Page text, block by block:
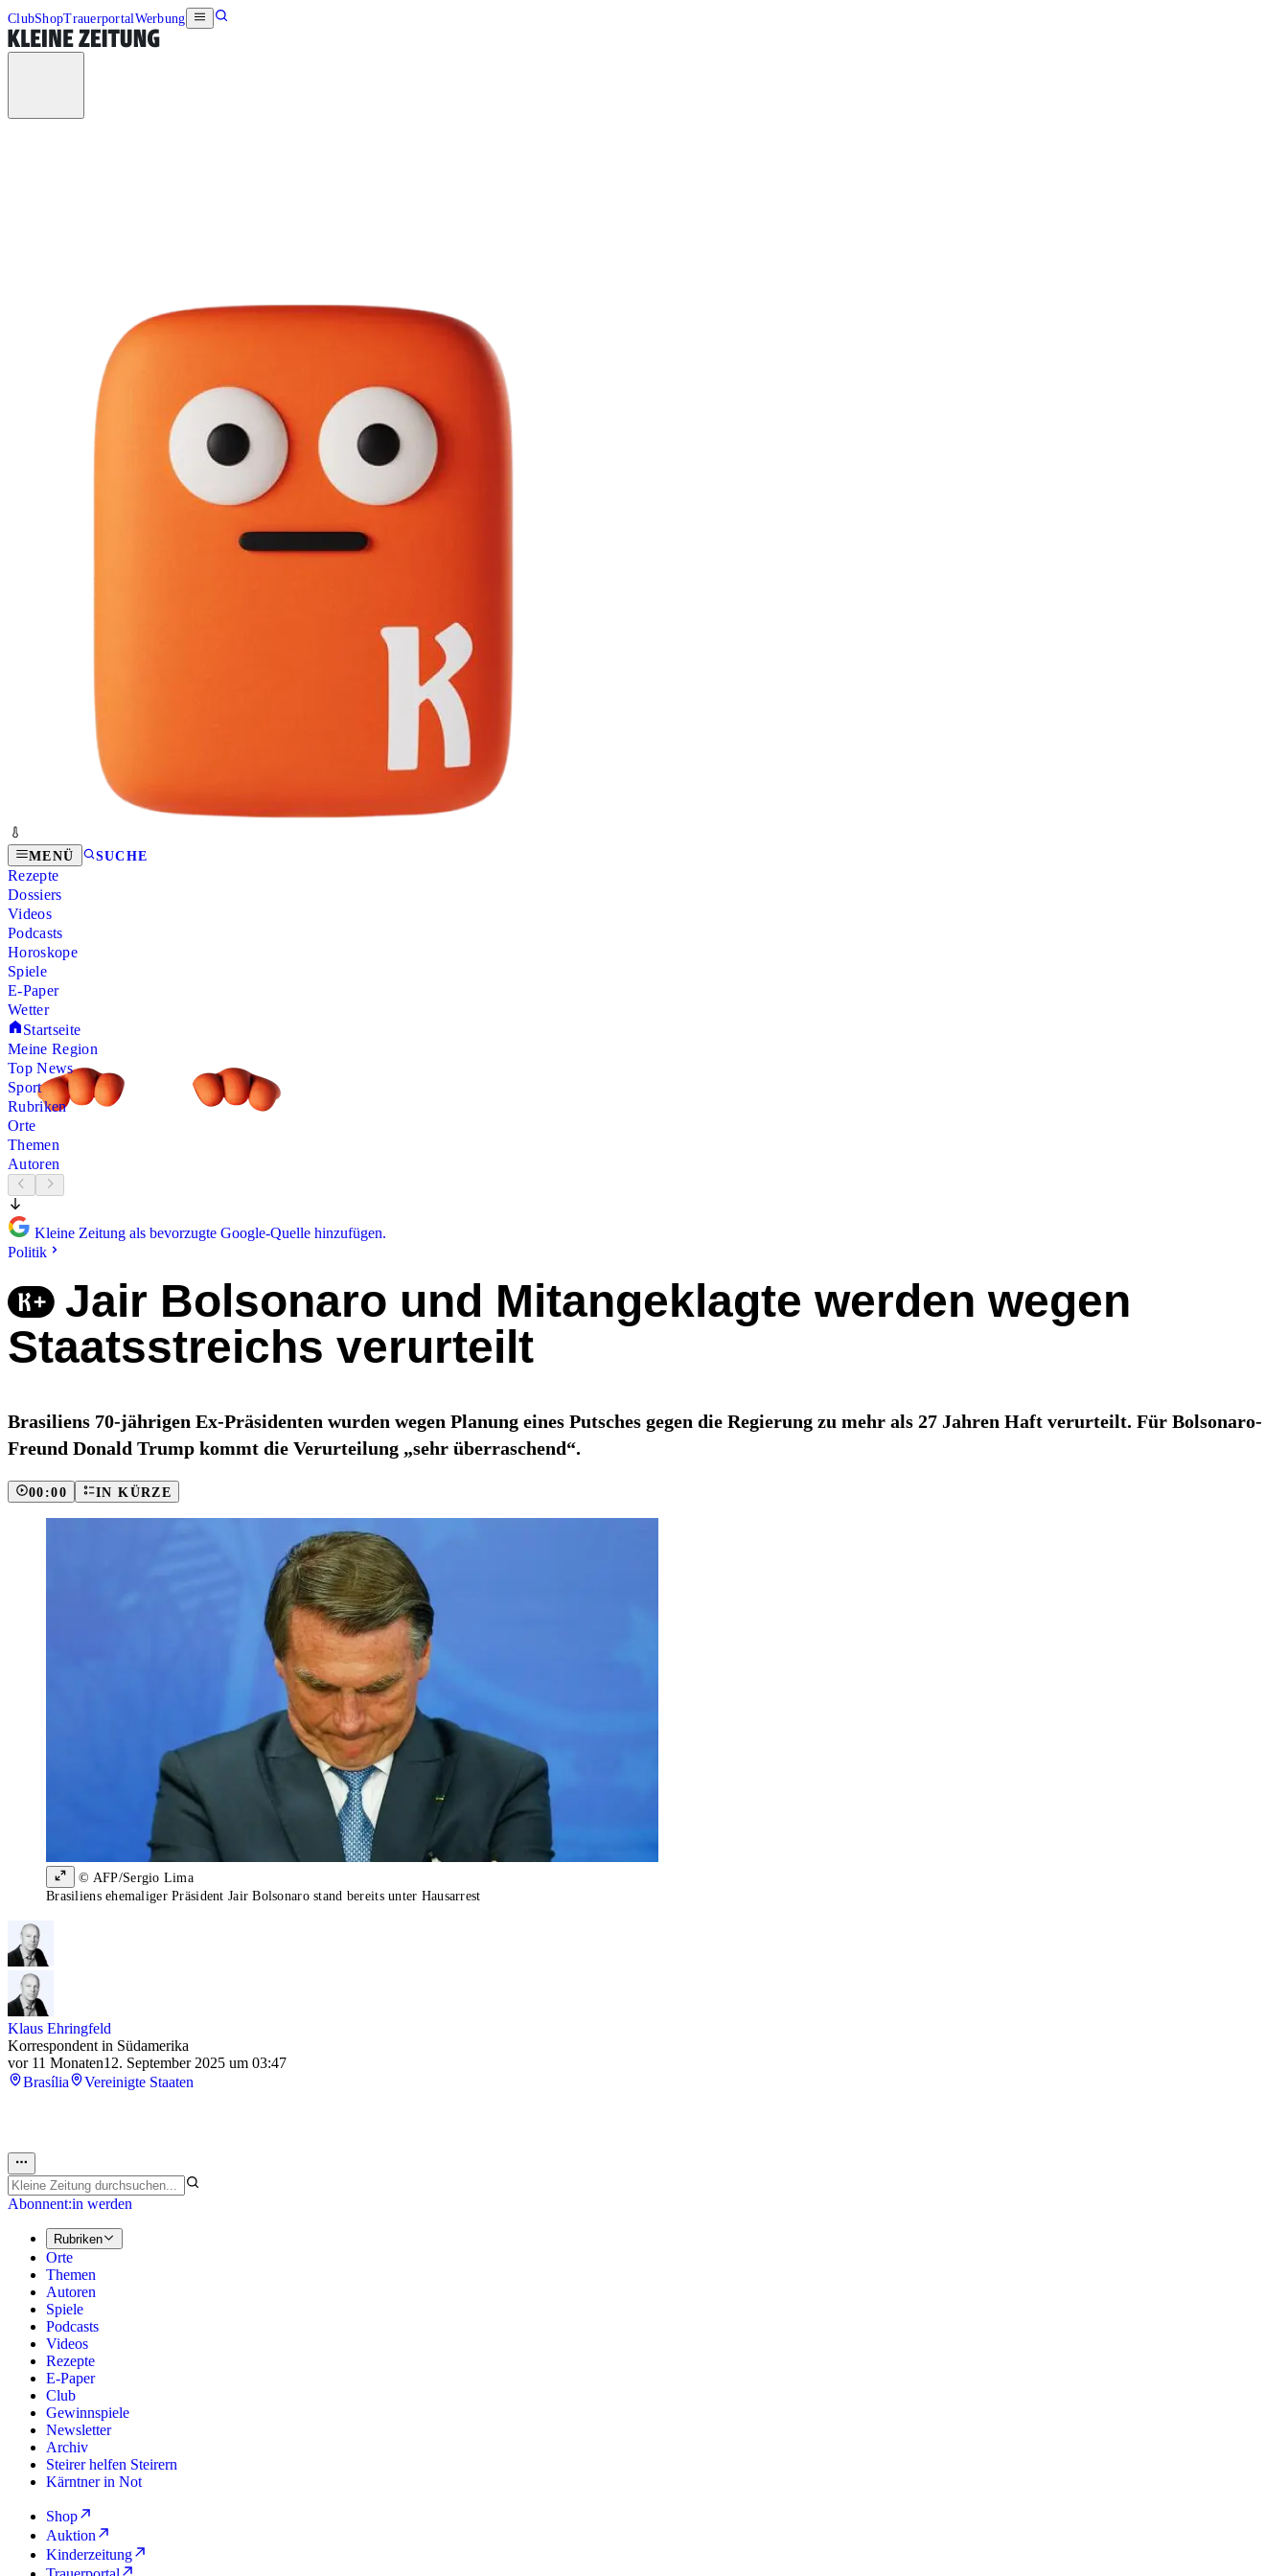
ClubShopTrauerportalWerbung
MENÜ SUCHE
Rezepte
Dossiers
Videos
Podcasts
Horoskope
Spiele
E-Paper
Wetter
Startseite
Meine Region
Top News
Sport
Rubriken
Orte
Themen
Autoren
Kleine Zeitung als bevorzugte Google-Quelle hinzufügen.
Politik
Jair Bolsonaro und Mitangeklagte werden wegen
Staatsstreichs verurteilt
Brasiliens 70-jährigen Ex-Präsidenten wurden wegen Planung eines Putsches gegen die Regierung zu mehr als 27 Jahren Haft verurteilt. Für Bolsonaro-
Freund Donald Trump kommt die Verurteilung „sehr überraschend“.
00:00 IN KÜRZE
© AFP/Sergio Lima
Brasiliens ehemaliger Präsident Jair Bolsonaro stand bereits unter Hausarrest
Klaus Ehringfeld
Korrespondent in Südamerika
vor 11 Monaten12. September 2025 um 03:47
Brasília
Vereinigte Staaten
Abonnent:in werden
Rubriken
Orte
Themen
Autoren
Spiele
Podcasts
Videos
Rezepte
E-Paper
Club
Gewinnspiele
Newsletter
Archiv
Steirer helfen Steirern
Kärntner in Not
Shop
Auktion
Kinderzeitung